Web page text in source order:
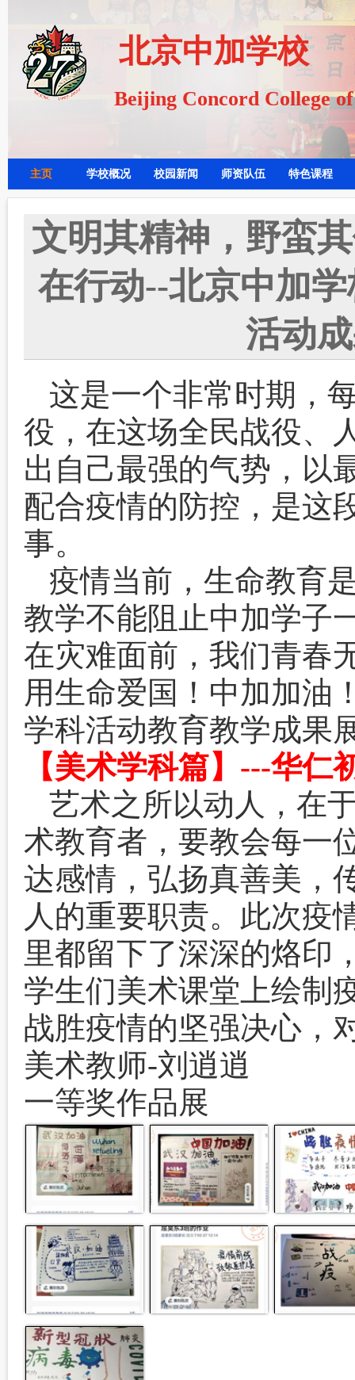
北京中加学校
Beijing Concord College
主页 学校概况 校园新闻 师资队伍 特色课程
文明其精神，野蛮
在行动--北京中加
活动
这是一个非常时期，
役，在这场全民战役、
出自己最强的气势，以
配合疫情的防控，是这
事。
疫情当前，生命教育
教学不能阻止中加学子
在灾难面前，我们青春
用生命爱国！中加加油
学科活动教育教学成果
【美术学科篇】---华仁
艺术之所以动人，在
术教育者，要教会每一
达感情，弘扬真善美，
人的重要职责。此次疫
里都留下了深深的烙印
学生们美术课堂上绘制
战胜疫情的坚强决心，
美术教师-刘逍逍
一等奖作品展